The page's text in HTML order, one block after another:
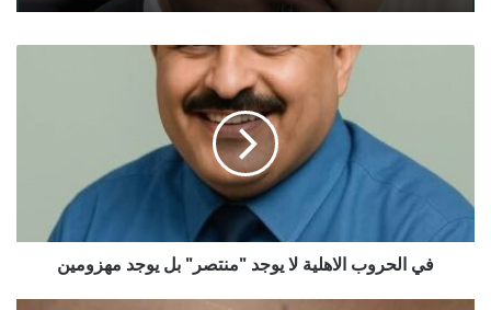
"منتصر"
بل
يوجد
مهزومين
في الحروب الاهلية لا يوجد "منتصر" بل يوجد مهزومين